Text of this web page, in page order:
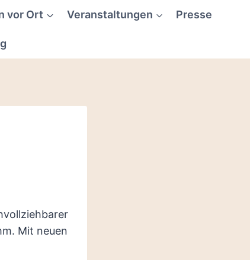
vor Ort Veranstaltungen Presse
Mit neuen